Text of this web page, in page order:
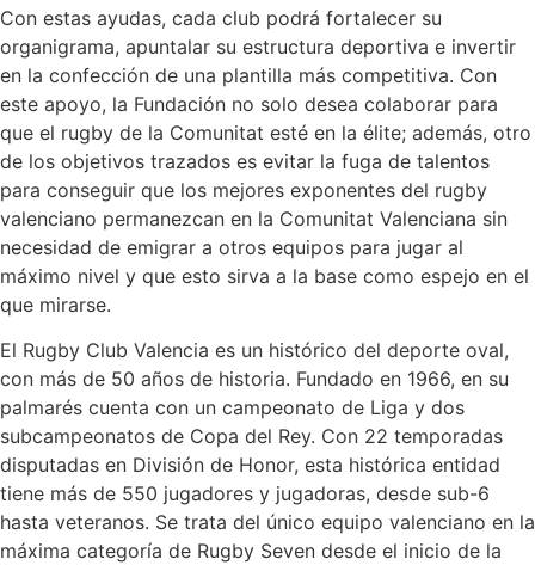
Con estas ayudas, cada club podrá fortalecer su
organigrama, apuntalar su estructura deportiva e invertir
en la confección de una plantilla más competitiva. Con
este apoyo, la Fundación no solo desea colaborar para
que el rugby de la Comunitat esté en la élite; además, otro
de los objetivos trazados es evitar la fuga de talentos
para conseguir que los mejores exponentes del rugby
valenciano permanezcan en la Comunitat Valenciana sin
necesidad de emigrar a otros equipos para jugar al
máximo nivel y que esto sirva a la base como espejo en el
que mirarse.
El Rugby Club Valencia es un histórico del deporte oval,
con más de 50 años de historia. Fundado en 1966, en su
palmarés cuenta con un campeonato de Liga y dos
subcampeonatos de Copa del Rey. Con 22 temporadas
disputadas en División de Honor, esta histórica entidad
tiene más de 550 jugadores y jugadoras, desde sub-6
hasta veteranos. Se trata del único equipo valenciano en la
máxima categoría de Rugby Seven desde el inicio de la